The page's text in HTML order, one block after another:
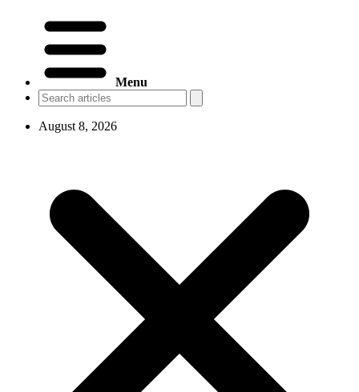
Menu
August 8, 2026